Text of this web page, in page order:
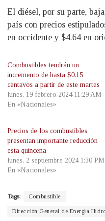
El diésel, por su parte,
país con precios
en occidente y $4.64 en
Combustibles tendrán un
incremento de hasta $0.15
centavos a partir de este martes
lunes, 19 febrero 2024 11:29 AM
En «Nacionales»
Precios de los combustibles
presentan importante reducción
esta quincena
lunes, 2 septiembre 2024 1:30 PM
En «Nacionales»
Tags: Combustible
Dirección General de Energía